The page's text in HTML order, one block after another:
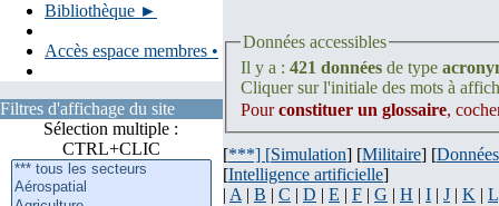
Bibliothèque ►
Accès espace membres •
Filtres d'affichage du site
Sélection multiple :
CTRL+CLIC
Données accessibles
Il y a : 421 données de type
Cliquer sur l'initiale des mots à
Pourconstituer un glossaire,
[***] [Simulation] [Militaire] [Données
[Intelligence artificielle]
| A | B | C | D | E | F | G | H | I | J | K | L